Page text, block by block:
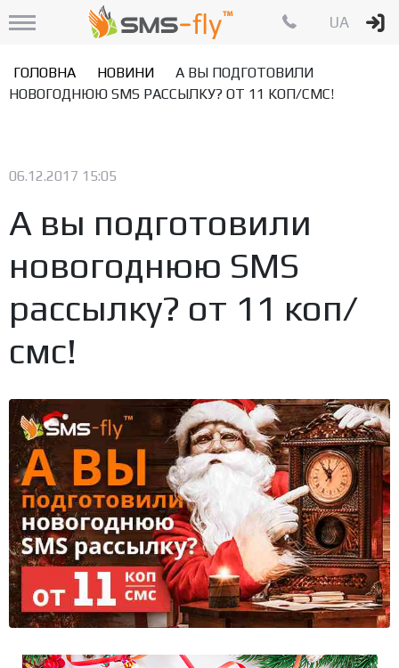
UA
ГОЛОВНА НОВИНИ
А ВЫ ПОДГОТОВИЛИ
НОВОГОДНЮЮ SMS РАССЫЛКУ? ОТ 11 КОП/СМС!
06.12.2017 15:05
А вы подготовили
новогоднюю SMS
рассылку? от 11 коп/
смс!